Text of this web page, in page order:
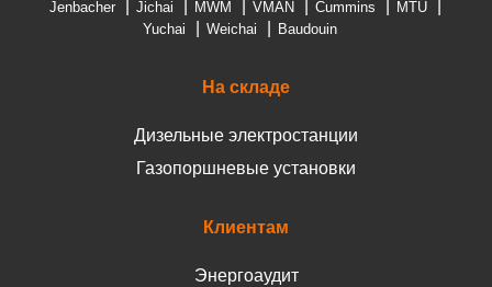
Jenbacher Jichai MWM VMAN Cummins
MTU
Yuchai
Weichai Baudouin
На складе
Дизельные электростанции
Газопоршневые установки
Клиентам
Энергоаудит